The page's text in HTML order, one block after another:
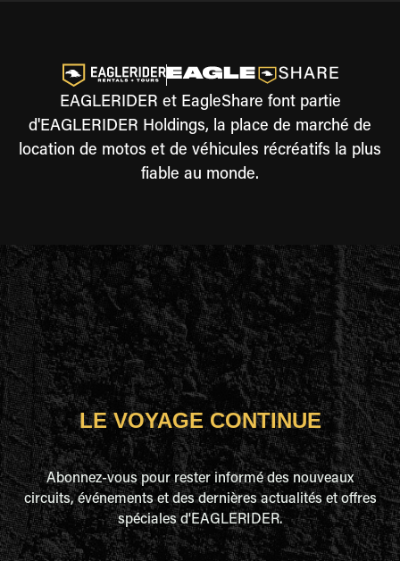
EAGLERIDER et EagleShare font partie
d'EAGLERIDER Holdings, la place de marché de
location de motos et de véhicules récréatifs la plus
fiable au monde.
LE VOYAGE CONTINUE
Abonnez-vous pour rester informé des nouveaux
circuits, événements et des dernières actualités et offres
spéciales d'EAGLERIDER.